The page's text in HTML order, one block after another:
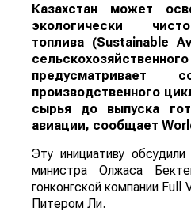
Казахстан может
экологически
топлива (Sustainable
предусматривает
производственного
сырья до выпуска
авиации, сообщает
Эту инициативу
министра Олжаса
гонконгской компании
Питером Ли.